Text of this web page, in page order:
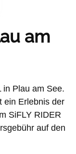
am
in Plau am See.
ein Erlebnis der
SiFLY RIDER
auf den